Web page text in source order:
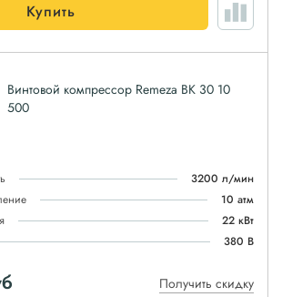
Купить
Винтовой компрессор Remeza ВК 30 10
500
3200 л/мин
10 атм
22 кВт
380 В
Получить скидку